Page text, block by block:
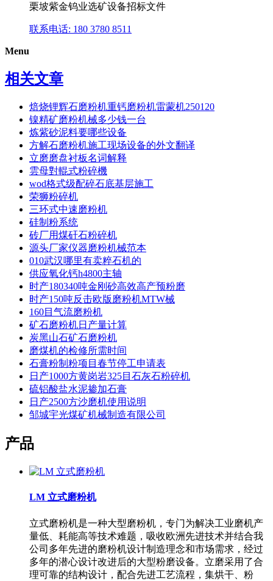
栗坡紫金钨业选矿设备招标文件
联系电话: 180 3780 8511
Menu
相关文章
焙烧锂辉石磨粉机重钙磨粉机雷蒙机250120
镍精矿磨粉机械多少钱一台
炼紫砂泥料要哪些设备
方解石磨粉机施工现场设备的外文翻译
立磨磨盘衬板名词解释
雲母對輥式粉碎機
wod格式级配碎石底基层施工
荣狮粉碎机
三环式中速磨粉机
硅制粉系统
砖厂用煤矸石粉碎机
源头厂家仪器磨粉机械范本
010武汉哪里有卖粹石机的
供应氧化钙h4800主轴
时产180340吨金刚砂高效高产预粉磨
时产150吨反击欧版磨粉机MTW械
160目气流磨粉机
矿石磨粉机日产量计算
炭黑山石矿石磨粉机
磨煤机的检修所需时间
石膏粉制粉项目春节停工申请表
日产1000方黄岗岩325目石灰石粉碎机
硫铝酸盐水泥掺加石膏
日产2500方沙磨机使用说明
邹城宇光煤矿机械制造有限公司
产品
LM 立式磨粉机
立式磨粉机是一种大型磨粉机，专门为解决工业磨机产
量低、耗能高等技术难题，吸收欧洲先进技术并结合我
公司多年先进的磨粉机设计制造理念和市场需求，经过
多年的潜心设计改进后的大型粉磨设备。立磨采用了合
理可靠的结构设计，配合先进工艺流程，集烘干、粉